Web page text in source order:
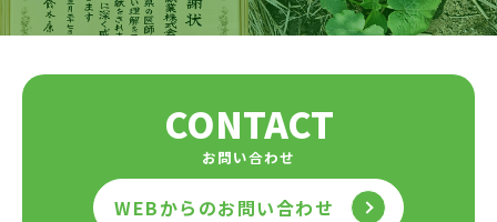
CONTACT
お問い合わせ
WEBからのお問い合わせ